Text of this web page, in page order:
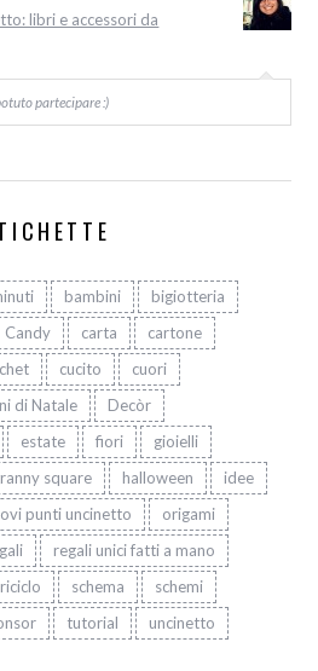
libri e accessori da
partecipare :)
bambini
bigiotteria
Candy carta
cartone
cucito
cuori
di Natale
Decòr
estate fiori
gioielli
square halloween
idee
punti uncinetto
origami
regali unici fatti a mano
riciclo schema
schemi
tutorial
uncinetto